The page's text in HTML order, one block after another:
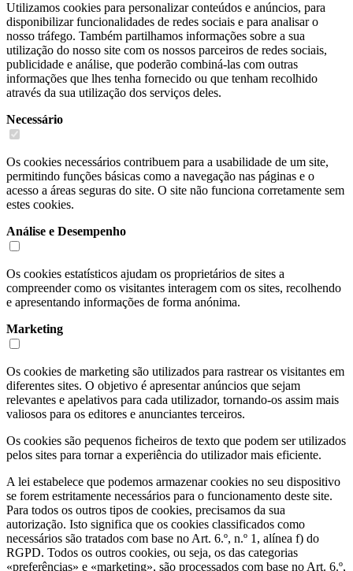
Utilizamos cookies para personalizar conteúdos e anúncios, para
disponibilizar funcionalidades de redes sociais e para analisar o
nosso tráfego. Também partilhamos informações sobre a sua
utilização do nosso site com os nossos parceiros de redes sociais,
publicidade e análise, que poderão combiná-las com outras
informações que lhes tenha fornecido ou que tenham recolhido
através da sua utilização dos serviços deles.
Necessário
Os cookies necessários contribuem para a usabilidade de um site,
permitindo funções básicas como a navegação nas páginas e o
acesso a áreas seguras do site. O site não funciona corretamente sem
estes cookies.
Análise e Desempenho
Os cookies estatísticos ajudam os proprietários de sites a
compreender como os visitantes interagem com os sites, recolhendo
e apresentando informações de forma anónima.
Marketing
Os cookies de marketing são utilizados para rastrear os visitantes em
diferentes sites. O objetivo é apresentar anúncios que sejam
relevantes e apelativos para cada utilizador, tornando-os assim mais
valiosos para os editores e anunciantes terceiros.
Os cookies são pequenos ficheiros de texto que podem ser utilizados
pelos sites para tornar a experiência do utilizador mais eficiente.
A lei estabelece que podemos armazenar cookies no seu dispositivo
se forem estritamente necessários para o funcionamento deste site.
Para todos os outros tipos de cookies, precisamos da sua
autorização. Isto significa que os cookies classificados como
necessários são tratados com base no Art. 6.º, n.º 1, alínea f) do
RGPD. Todos os outros cookies, ou seja, os das categorias
«preferências» e «marketing», são processados com base no Art. 6.º,